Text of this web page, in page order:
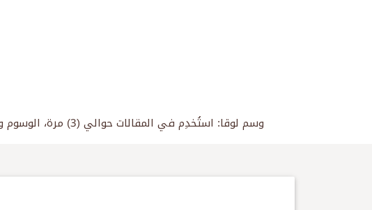
وسم لوقا: استُخدِم في المقالات حوالي (3) مرة، الوسوم وهي وسيلة جيدة للعثور سريعاً على محتوى الموقع وما فيه من كلمات مستخدمة في المقالات ككل